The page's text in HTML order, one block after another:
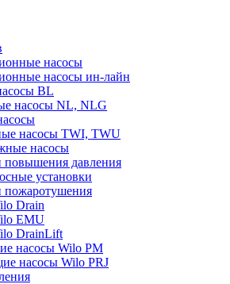
насосы
насосы ин-лайн
BL
насосы NL, NLG
насосы TWI, TWU
насосы
повышения давления
установки
пожаротушения
Drain
EMU
DrainLift
насосы Wilo PM
насосы Wilo PRJ